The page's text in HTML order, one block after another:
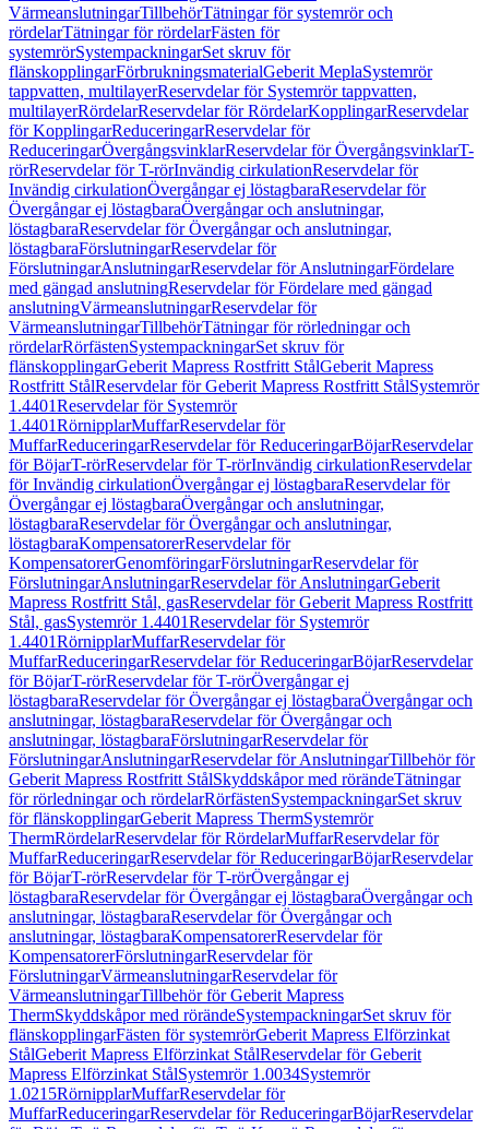
VärmeanslutningarTillbehörTätningar för systemrör och
rördelarTätningar för rördelarFästen för
systemrörSystempackningarSet skruv för
flänskopplingarFörbrukningsmaterialGeberit MeplaSystemrör
tappvatten, multilayerReservdelar för Systemrör tappvatten,
multilayerRördelarReservdelar för RördelarKopplingarReservdelar
för KopplingarReduceringarReservdelar för
ReduceringarÖvergångsvinklarReservdelar för ÖvergångsvinklarT-
rörReservdelar för T-rörInvändig cirkulationReservdelar för
Invändig cirkulationÖvergångar ej löstagbaraReservdelar för
Övergångar ej löstagbaraÖvergångar och anslutningar,
löstagbaraReservdelar för Övergångar och anslutningar,
löstagbaraFörslutningarReservdelar för
FörslutningarAnslutningarReservdelar för AnslutningarFördelare
med gängad anslutningReservdelar för Fördelare med gängad
anslutningVärmeanslutningarReservdelar för
VärmeanslutningarTillbehörTätningar för rörledningar och
rördelarRörfästenSystempackningarSet skruv för
flänskopplingarGeberit Mapress Rostfritt StålGeberit Mapress
Rostfritt StålReservdelar för Geberit Mapress Rostfritt StålSystemrör
1.4401Reservdelar för Systemrör
1.4401RörnipplarMuffarReservdelar för
MuffarReduceringarReservdelar för ReduceringarBöjarReservdelar
för BöjarT-rörReservdelar för T-rörInvändig cirkulationReservdelar
för Invändig cirkulationÖvergångar ej löstagbaraReservdelar för
Övergångar ej löstagbaraÖvergångar och anslutningar,
löstagbaraReservdelar för Övergångar och anslutningar,
löstagbaraKompensatorerReservdelar för
KompensatorerGenomföringarFörslutningarReservdelar för
FörslutningarAnslutningarReservdelar för AnslutningarGeberit
Mapress Rostfritt Stål, gasReservdelar för Geberit Mapress Rostfritt
Stål, gasSystemrör 1.4401Reservdelar för Systemrör
1.4401RörnipplarMuffarReservdelar för
MuffarReduceringarReservdelar för ReduceringarBöjarReservdelar
för BöjarT-rörReservdelar för T-rörÖvergångar ej
löstagbaraReservdelar för Övergångar ej löstagbaraÖvergångar och
anslutningar, löstagbaraReservdelar för Övergångar och
anslutningar, löstagbaraFörslutningarReservdelar för
FörslutningarAnslutningarReservdelar för AnslutningarTillbehör för
Geberit Mapress Rostfritt StålSkyddskåpor med rörändeTätningar
för rörledningar och rördelarRörfästenSystempackningarSet skruv
för flänskopplingarGeberit Mapress ThermSystemrör
ThermRördelarReservdelar för RördelarMuffarReservdelar för
MuffarReduceringarReservdelar för ReduceringarBöjarReservdelar
för BöjarT-rörReservdelar för T-rörÖvergångar ej
löstagbaraReservdelar för Övergångar ej löstagbaraÖvergångar och
anslutningar, löstagbaraReservdelar för Övergångar och
anslutningar, löstagbaraKompensatorerReservdelar för
KompensatorerFörslutningarReservdelar för
FörslutningarVärmeanslutningarReservdelar för
VärmeanslutningarTillbehör för Geberit Mapress
ThermSkyddskåpor med rörändeSystempackningarSet skruv för
flänskopplingarFästen för systemrörGeberit Mapress Elförzinkat
StålGeberit Mapress Elförzinkat StålReservdelar för Geberit
Mapress Elförzinkat StålSystemrör 1.0034Systemrör
1.0215RörnipplarMuffarReservdelar för
MuffarReduceringarReservdelar för ReduceringarBöjarReservdelar